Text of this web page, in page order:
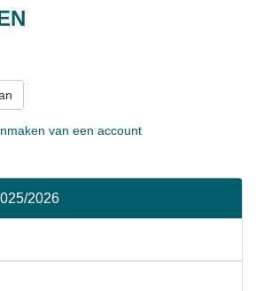
van een account
2026